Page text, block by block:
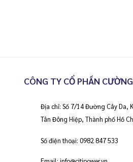
CÔNG TY CỔ PHẦN
Địa chỉ: Số 7/14 Đường Cây Da,
Tân Đông Hiệp, Thành phố Hồ
Số điện thoại:0982 847 533